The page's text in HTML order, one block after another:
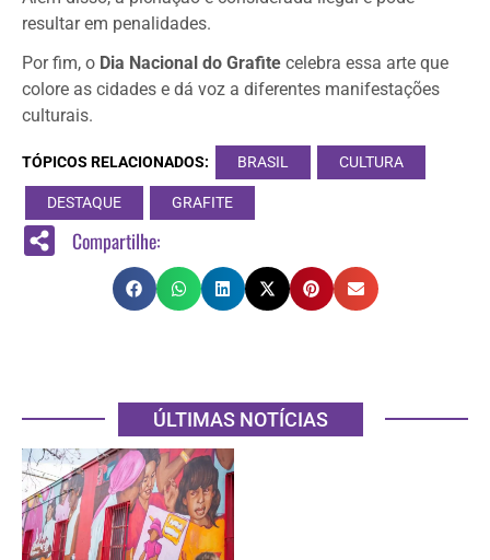
resultar em penalidades.
Por fim, o Dia Nacional do Grafite celebra essa arte que
colore as cidades e dá voz a diferentes manifestações
culturais.
TÓPICOS RELACIONADOS: BRASIL CULTURA
DESTAQUE GRAFITE
Compartilhe:
ÚLTIMAS NOTÍCIAS